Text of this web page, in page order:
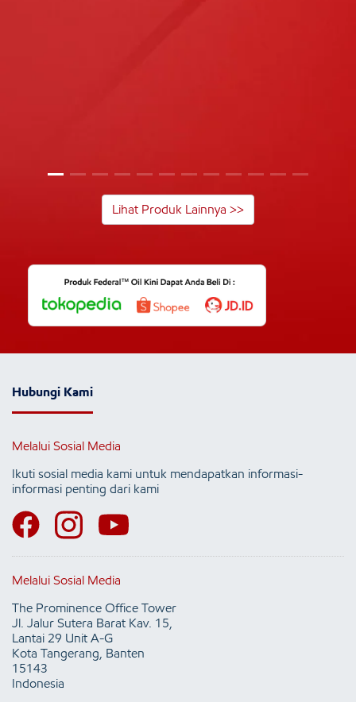
Lihat Produk Lainnya >>
Hubungi Kami
Melalui Sosial Media
Ikuti sosial media kami untuk mendapatkan informasi-
informasi penting dari kami
Melalui Sosial Media
The Prominence Office Tower
Jl. Jalur Sutera Barat Kav. 15,
Lantai 29 Unit A-G
Kota Tangerang, Banten
15143
Indonesia